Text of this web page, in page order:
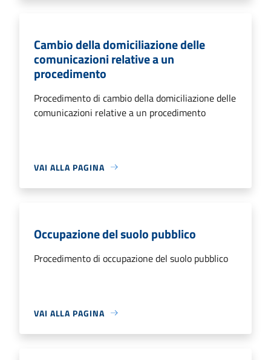
Cambio della domiciliazione delle
comunicazioni relative a un
procedimento
Procedimento di cambio della domiciliazione delle
comunicazioni relative a un procedimento
VAI ALLA PAGINA
Occupazione del suolo pubblico
Procedimento di occupazione del suolo pubblico
VAI ALLA PAGINA